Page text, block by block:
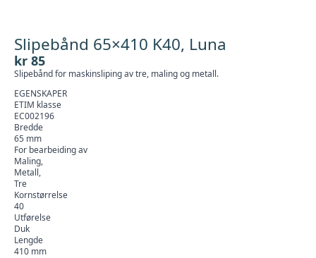
Slipebånd 65×410 K40, Luna
kr 85
Slipebånd for maskinsliping av tre, maling og metall.
EGENSKAPER
ETIM klasse
EC002196
Bredde
65 mm
For bearbeiding av
Maling,
Metall,
Tre
Kornstørrelse
40
Utførelse
Duk
Lengde
410 mm